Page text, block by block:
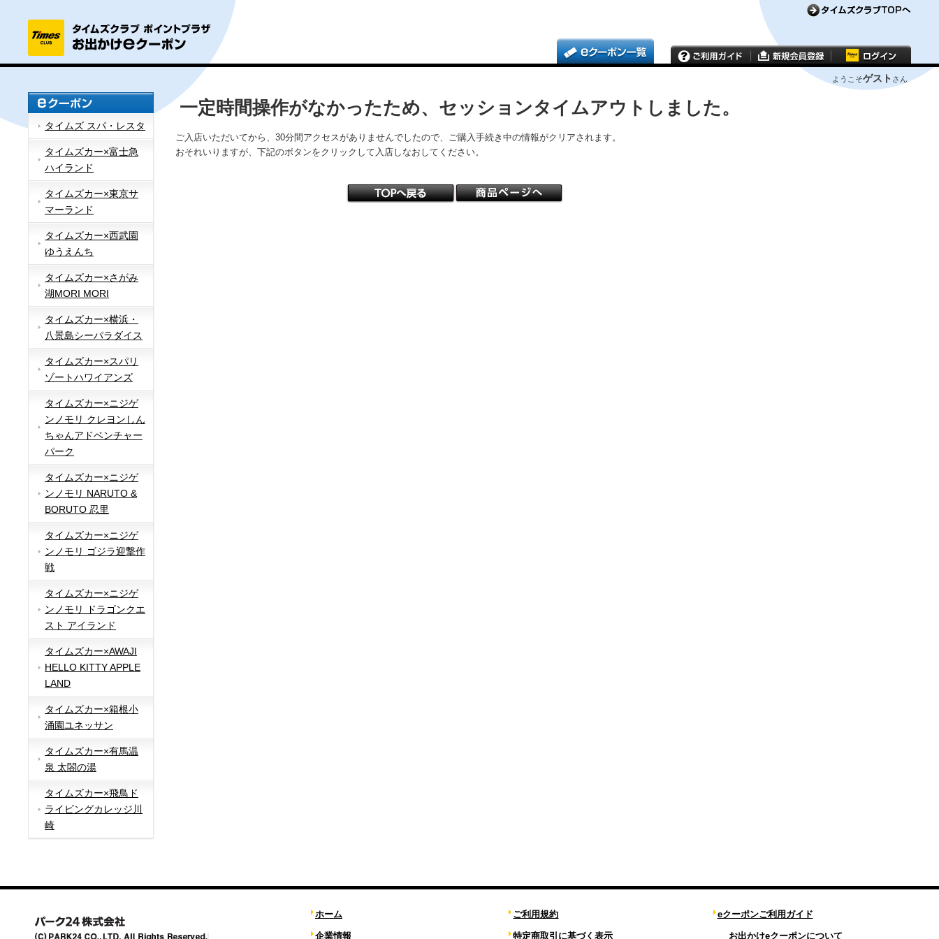
ようこそゲスト さん
タイムズ スパ・レスタ
タイムズカー×富士急
ハイランド
タイムズカー×東京サ
マーランド
タイムズカー×西武園
ゆうえんち
タイムズカー×さがみ
湖MORI MORI
タイムズカー×横浜・
八景島シーパラダイス
タイムズカー×スパリ
ゾートハワイアンズ
タイムズカー×ニジゲ
ンノモリ クレヨンしん
ちゃんアドベンチャー
パーク
タイムズカー×ニジゲ
ンノモリ NARUTO &
BORUTO 忍里
タイムズカー×ニジゲ
ンノモリ ゴジラ迎撃作
戦
タイムズカー×ニジゲ
ンノモリ ドラゴンクエ
スト アイランド
タイムズカー×AWAJI
HELLO KITTY APPLE
LAND
タイムズカー×箱根小
涌園ユネッサン
タイムズカー×有馬温
泉 太閤の湯
タイムズカー×飛鳥ド
ライビングカレッジ川
崎
一定時間操作がなかったため、セッションタイムアウトしました。
ご入店いただいてから、30分間アクセスがありませんでしたので、ご購入手続き中の情報がクリアされます。
おそれいりますが、下記のボタンをクリックして入店しなおしてください。
ホーム
企業情報
ご利用規約
特定商取引に基づく表示
eクーポンご利用ガイド
お出かけeクーポンについて